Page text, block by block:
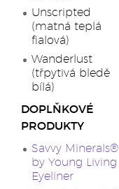
Unscripted
(matná teplá
fialová)
Wanderlust
(třpytivá bledě
bílá)
DOPLŇKOVÉ
PRODUKTY
Savvy Minerals®
by Young Living
Eyeliner